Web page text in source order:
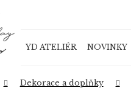
YD ATELIÉR
NOVINKY
Dekorace a doplňky